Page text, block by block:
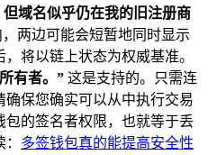
域名似乎仍在我的旧注册商
两边可能会短暂地同时显示
将以链上状态为权威基准。
有者。” 这是支持的。只需连
保您确实可以从中执行交易
的签名者权限，也就等于丢
多签钱包真的能提高安全性